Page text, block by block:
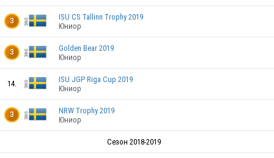
SWE
3
ISU CS Tallinn Trophy 2019
Юниор
3
Golden Bear 2019
Юниор
14.
ISU JGP Riga Cup 2019
Юниор
3
NRW Trophy 2019
Юниор
Сезон 2018-2019